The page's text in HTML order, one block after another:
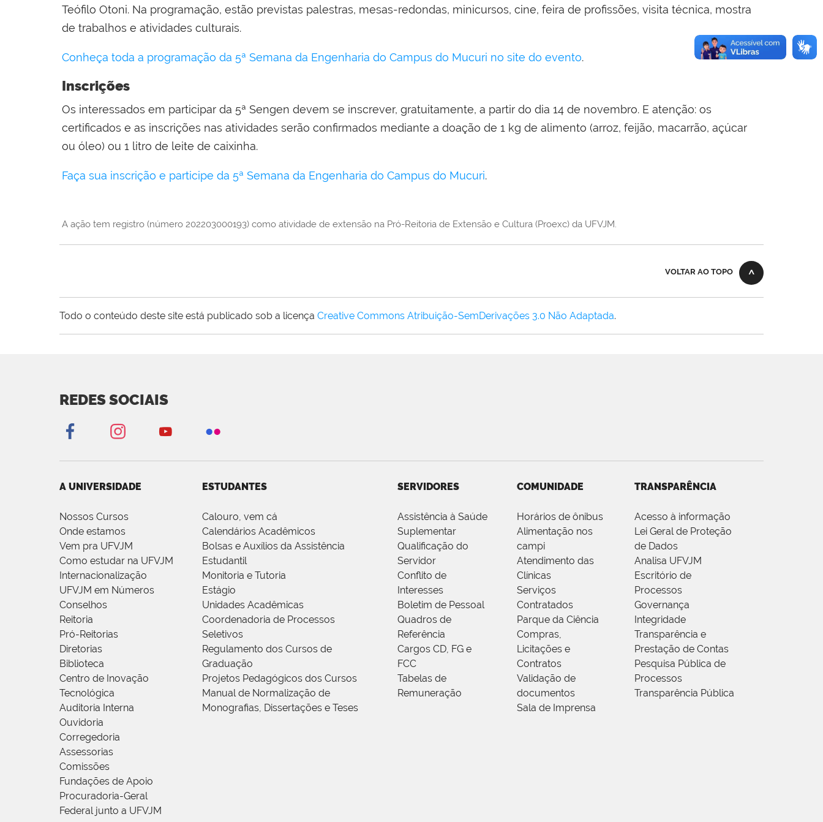
Teófilo Otoni. Na programação, estão previstas palestras, mesas-redondas, minicursos, cine, feira de profissões, visita técnica, mostra
de trabalhos e atividades culturais.
Conheça toda a programação da 5ª Semana da Engenharia do Campus do Mucuri no site do evento.
Inscrições
Os interessados em participar da 5ª Sengen devem se inscrever, gratuitamente, a partir do dia 14 de novembro. E atenção: os
certificados e as inscrições nas atividades serão confirmados mediante a doação de 1 kg de alimento (arroz, feijão, macarrão, açúcar
ou óleo) ou 1 litro de leite de caixinha.
Faça sua inscrição e participe da 5ª Semana da Engenharia do Campus do Mucuri.
A ação tem registro (número 202203000193) como atividade de extensão na Pró-Reitoria de Extensão e Cultura (Proexc) da UFVJM.
VOLTAR AO TOPO
Todo o conteúdo deste site está publicado sob a licença Creative Commons Atribuição-SemDerivações 3.0 Não Adaptada.
REDES SOCIAIS
A UNIVERSIDADE
Nossos Cursos
Onde estamos
Vem pra UFVJM
Como estudar na UFVJM
Internacionalização
UFVJM em Números
Conselhos
Reitoria
Pró-Reitorias
Diretorias
Biblioteca
Centro de Inovação
Tecnológica
Auditoria Interna
Ouvidoria
Corregedoria
Assessorias
Comissões
Fundações de Apoio
Procuradoria-Geral
Federal junto a UFVJM
ESTUDANTES
Calouro, vem cá
Calendários Acadêmicos
Bolsas e Auxílios da Assistência
Estudantil
Monitoria e Tutoria
Estágio
Unidades Acadêmicas
Coordenadoria de Processos
Seletivos
Regulamento dos Cursos de
Graduação
Projetos Pedagógicos dos Cursos
Manual de Normalização de
Monografias, Dissertações e Teses
SERVIDORES
Assistência à Saúde
Suplementar
Qualificação do
Servidor
Conflito de
Interesses
Boletim de Pessoal
Quadros de
Referência
Cargos CD, FG e
FCC
Tabelas de
Remuneração
COMUNIDADE
Horários de ônibus
Alimentação nos
campi
Atendimento das
Clínicas
Serviços
Contratados
Parque da Ciência
Compras,
Licitações e
Contratos
Validação de
documentos
Sala de Imprensa
TRANSPARÊNCIA
Acesso à informação
Lei Geral de Proteção
de Dados
Analisa UFVJM
Escritório de
Processos
Governança
Integridade
Transparência e
Prestação de Contas
Pesquisa Pública de
Processos
Transparência Pública